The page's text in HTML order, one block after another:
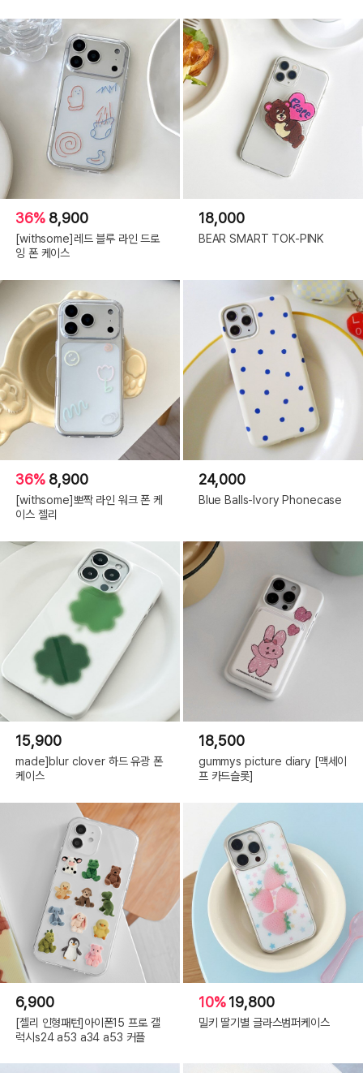
36% 8,900
[withsome]레드 블루 라인 드로
잉 폰 케이스
18,000
BEAR SMART TOK-PINK
36% 8,900
[withsome]뽀짝 라인 워크 폰 케
이스 젤리
24,000
Blue Balls-Ivory Phonecase
15,900
made]blur clover 하드 유광 폰
케이스
18,500
gummys picture diary [맥세이
프 카드슬롯]
6,900
[젤리 인형패턴]아이폰15 프로 갤
럭시s24 a53 a34 a53 커플
10%19,800
밀키 딸기별 글라스범퍼케이스